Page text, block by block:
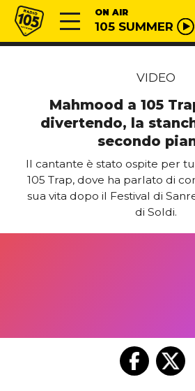
Vai al contenuto
Radio 105 ON AIR
105 SUMMER
VIDEO
Mahmood a 105
divertendo, la
secondo
Il cantante è stato ospite per
105 Trap, dove ha parlato di
sua vita dopo il Festival di
di Soldi.